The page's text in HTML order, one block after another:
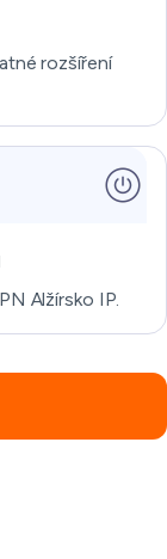
rozšíření
Alžírsko IP.